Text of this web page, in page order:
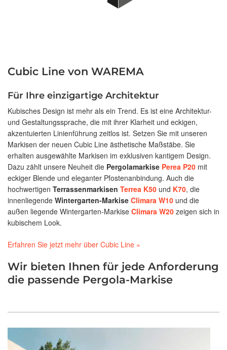
Cubic Line von WAREMA
Für Ihre einzigartige Architektur
Kubisches Design ist mehr als ein Trend. Es ist eine Architektur-
und Gestaltungssprache, die mit ihrer Klarheit und eckigen,
akzentuierten Linienführung zeitlos ist. Setzen Sie mit unseren
Markisen der neuen Cubic Line ästhetische Maßstäbe. Sie
erhalten ausgewählte Markisen im exklusiven kantigem Design.
Dazu zählt unsere Neuheit die Pergolamarkise Perea P20 mit
eckiger Blende und eleganter Pfostenanbindung. Auch die
hochwertigen Terrassenmarkisen Terrea K50 und K70, die
innenliegende Wintergarten-Markise Climara W10 und die
außen liegende Wintergarten-Markise Climara W20 zeigen sich in
kubischem Look.
Erfahren Sie jetzt mehr über Cubic Line »
Wir bieten Ihnen für jede Anforderung
die passende Pergola-Markise